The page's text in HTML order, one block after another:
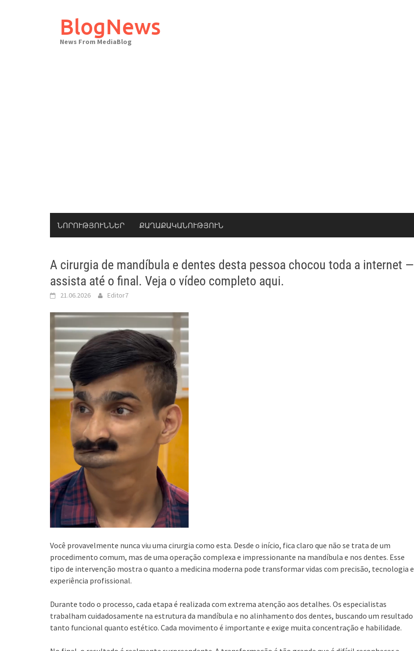
BlogNews
News From MediaBlog
ՆՈՐՈՒԹՅՈՒՆՆԵՐ ՔԱՂԱՔԱԿԱՆՈՒԹՅՈՒՆ
A cirurgia de mandíbula e dentes desta pessoa chocou toda a internet —
assista até o final. Veja o vídeo completo aqui.
21.06.2026 Editor7
Você provavelmente nunca viu uma cirurgia como esta. Desde o início, fica claro que não se trata de um
procedimento comum, mas de uma operação complexa e impressionante na mandíbula e nos dentes. Esse
tipo de intervenção mostra o quanto a medicina moderna pode transformar vidas com precisão, tecnologia e
experiência profissional.
Durante todo o processo, cada etapa é realizada com extrema atenção aos detalhes. Os especialistas
trabalham cuidadosamente na estrutura da mandíbula e no alinhamento dos dentes, buscando um resultado
tanto funcional quanto estético. Cada movimento é importante e exige muita concentração e habilidade.